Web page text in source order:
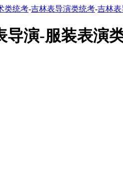
类统考-吉林表导演类统考-吉林
导演-服装表演